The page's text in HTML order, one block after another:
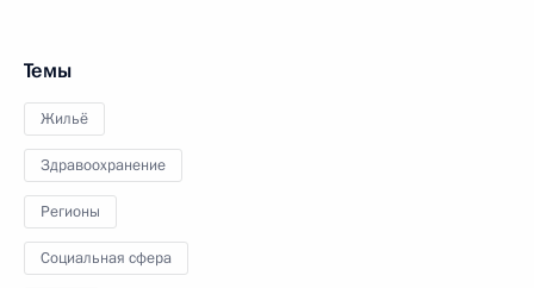
Темы
Жильё
Здравоохранение
Регионы
Социальная сфера